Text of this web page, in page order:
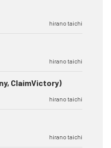
hirano taichi
hirano taichi
ClaimVictory)
hirano taichi
hirano taichi